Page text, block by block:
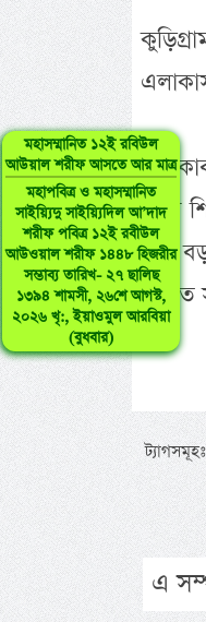
মহাসম্মানিত ১২ই রবিউল
আউয়াল শরীফ আসতে আর মাত্র
মহাপবিত্র ও মহাসম্মানিত
সাইয়্যিদু সাইয়্যিদিল আ’দাদ
শরীফ পবিত্র ১২ই রবীউল
আউওয়াল শরীফ ১৪৪৮ হিজরীর
সম্ভাব্য তারিখ- ২৭ ছালিছ
১৩৯৪ শামসী, ২৬শে আগস্ট,
২০২৬ খৃ:, ইয়াওমুল আরবিয়া
(বুধবার)
দিয়ে
আর বড়
করতে
ট্যাগসমূহঃ
এ